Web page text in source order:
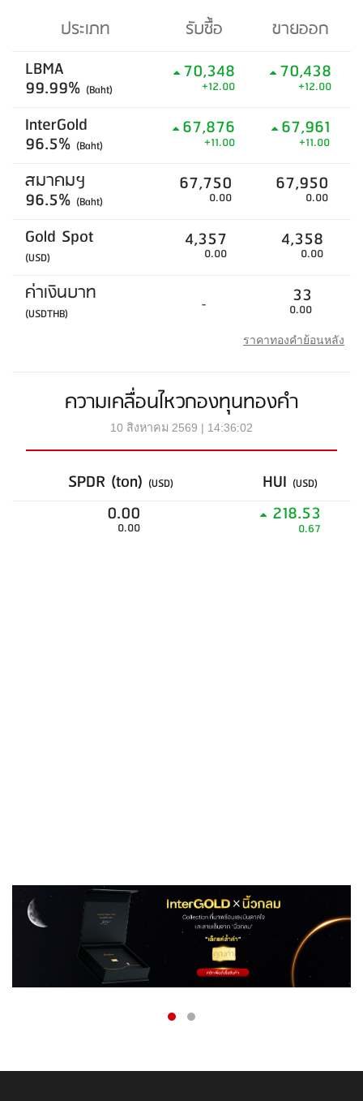
ประเภท รับซื้อ
ขายออก
LBMA
99.99% (Baht)
70,348
+12.00
70,438
+12.00
InterGold
96.5% (Baht)
67,876
+11.00
67,961
+11.00
สมาคมฯ
96.5% (Baht)
67,750
0.00
67,950
0.00
Gold Spot
(USD)
4,357
0.00
4,358
0.00
ค่าเงินบาท
(USDTHB) - 33
0.00
ราคาทองคำย้อนหลัง
ความเคลื่อนไหวกองทุนทองคำ
10 สิงหาคม 2569 | 14:36:02
SPDR (ton) (USD) HUI (USD)
0.00
0.00
218.53
0.67